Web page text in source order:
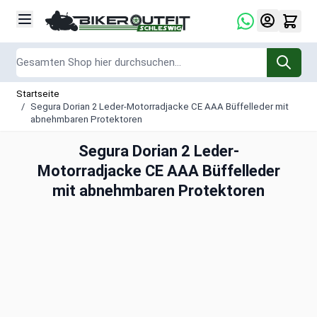
Startseite
/ Segura Dorian 2 Leder-Motorradjacke CE AAA Büffelleder mit
abnehmbaren Protektoren
Segura Dorian 2 Leder-
Motorradjacke CE AAA Büffelleder
mit abnehmbaren Protektoren